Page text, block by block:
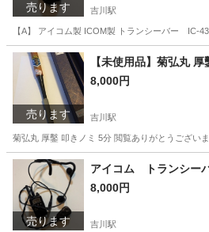
売ります 吉川駅
【A】 アイコム製 ICOM製 トランシーバー IC-
埼玉 吉川市 吉川駅 その他 ア
売ります
【未使用品】菊弘丸
8,000円
吉川駅
菊弘丸 厚鑿 叩きノミ 5分 閲覧ありがとうござい
埼玉 吉川市 吉川駅 その他
売ります
アイコム トランシーバ
8,000円
吉川駅